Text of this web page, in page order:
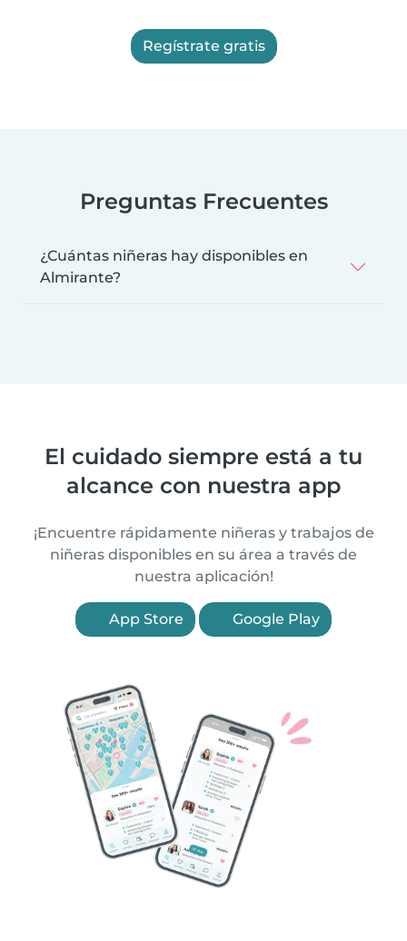
Regístrate gratis
Preguntas Frecuentes
¿Cuántas niñeras hay disponibles en
Almirante?
El cuidado siempre está a tu
alcance con nuestra app
¡Encuentre rápidamente niñeras y trabajos de
niñeras disponibles en su área a través de
nuestra aplicación!
App Store Google Play